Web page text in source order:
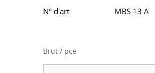
Brut / pce
N° d'art MBS 13 A